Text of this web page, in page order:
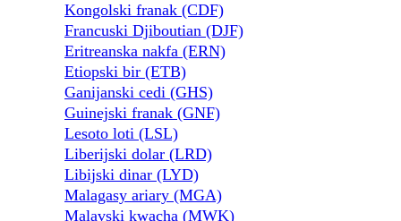
Kongolski franak (CDF)
Francuski Djiboutian (DJF)
Eritreanska nakfa (ERN)
Etiopski bir (ETB)
Ganijanski cedi (GHS)
Guinejski franak (GNF)
Lesoto loti (LSL)
Liberijski dolar (LRD)
Libijski dinar (LYD)
Malagasy ariary (MGA)
Malavski kwacha (MWK)